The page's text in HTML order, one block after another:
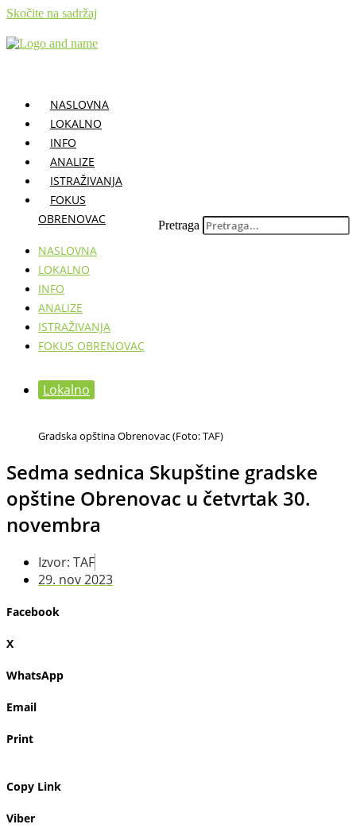
Skočite na sadržaj
NASLOVNA
LOKALNO
INFO
ANALIZE
ISTRAŽIVANJA
FOKUS
OBRENOVAC
NASLOVNA
LOKALNO
INFO
ANALIZE
ISTRAŽIVANJA
FOKUS OBRENOVAC
Pretraga
Lokalno
Gradska opština Obrenovac (Foto: TAF)
Sedma sednica Skupštine gradske
opštine Obrenovac u četvrtak 30.
novembra
Izvor: TAF
29. nov 2023
Facebook
X
WhatsApp
Email
Print
Copy Link
Viber